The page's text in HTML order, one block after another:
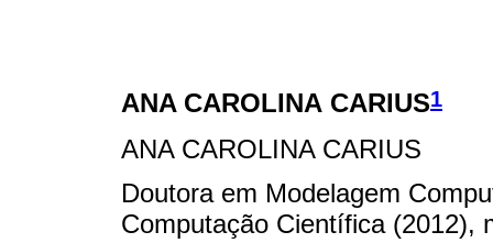
ANA CAROLINA CARIUS1
ANA CAROLINA CARIUS
Doutora em Modelagem
Computação Científica (2012),